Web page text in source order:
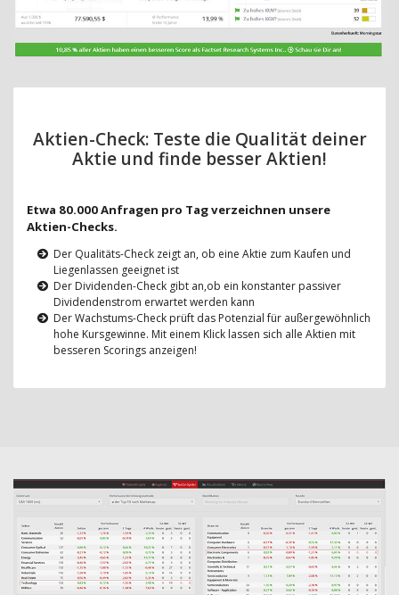
Aktien-Check: Teste die Qualität deiner
Aktie und finde besser Aktien!
Etwa 80.000 Anfragen pro Tag verzeichnen unsere
Aktien-Checks.
Der Qualitäts-Check zeigt an, ob eine Aktie zum Kaufen und
Liegenlassen geeignet ist
Der Dividenden-Check gibt an,ob ein konstanter passiver
Dividendenstrom erwartet werden kann
Der Wachstums-Check prüft das Potenzial für außergewöhnlich
hohe Kursgewinne. Mit einem Klick lassen sich alle Aktien mit
besseren Scorings anzeigen!